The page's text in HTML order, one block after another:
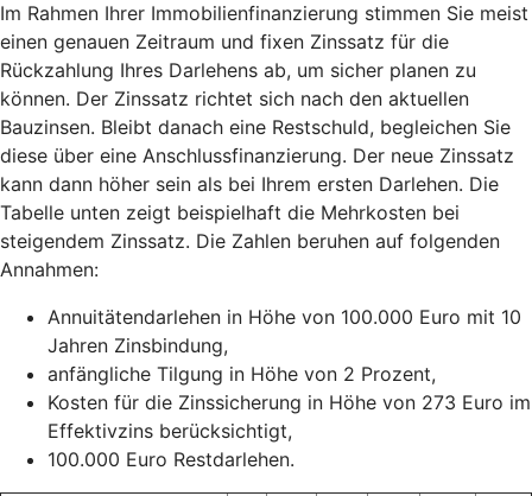
Im Rahmen Ihrer Immobilienfinanzierung stimmen Sie meist
einen genauen Zeitraum und fixen Zinssatz für die
Rückzahlung Ihres Darlehens ab, um sicher planen zu
können. Der Zinssatz richtet sich nach den aktuellen
Bauzinsen. Bleibt danach eine Restschuld, begleichen Sie
diese über eine Anschlussfinanzierung. Der neue Zinssatz
kann dann höher sein als bei Ihrem ersten Darlehen. Die
Tabelle unten zeigt beispielhaft die Mehrkosten bei
steigendem Zinssatz. Die Zahlen beruhen auf folgenden
Annahmen:
Annuitätendarlehen in Höhe von 100.000 Euro mit 10
Jahren Zinsbindung,
anfängliche Tilgung in Höhe von 2 Prozent,
Kosten für die Zinssicherung in Höhe von 273 Euro im
Effektivzins berücksichtigt,
100.000 Euro Restdarlehen.